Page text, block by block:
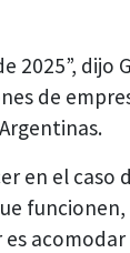
2025”, dijo
de
en el caso
acomodar